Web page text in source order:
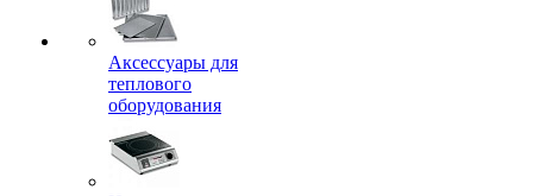
Аксессуары для
теплового
оборудования